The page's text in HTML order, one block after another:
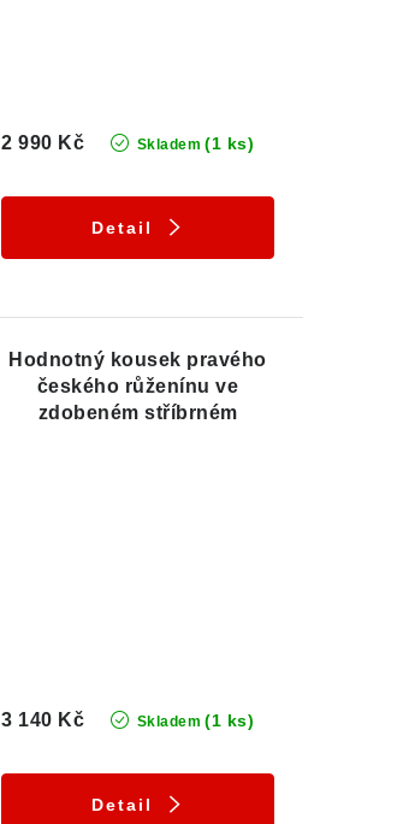
Skladem (1 ks)
2 990 Kč
Detail
Hodnotný kousek pravého
českého růženínu ve
zdobeném stříbrném
Skladem (1 ks)
3 140 Kč
Detail